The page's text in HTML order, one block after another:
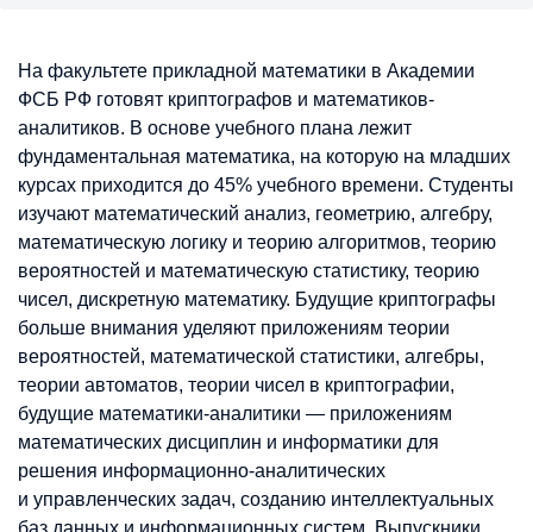
На факультете прикладной математики в Академии
ФСБ РФ готовят криптографов и математиков-
аналитиков. В основе учебного плана лежит
фундаментальная математика, на которую на младших
курсах приходится до 45% учебного времени. Студенты
изучают математический анализ, геометрию, алгебру,
математическую логику и теорию алгоритмов, теорию
вероятностей и математическую статистику, теорию
чисел, дискретную математику. Будущие криптографы
больше внимания уделяют приложениям теории
вероятностей, математической статистики, алгебры,
теории автоматов, теории чисел в криптографии,
будущие математики-аналитики — приложениям
математических дисциплин и информатики для
решения информационно-аналитических
и управленческих задач, созданию интеллектуальных
баз данных и информационных систем. Выпускники